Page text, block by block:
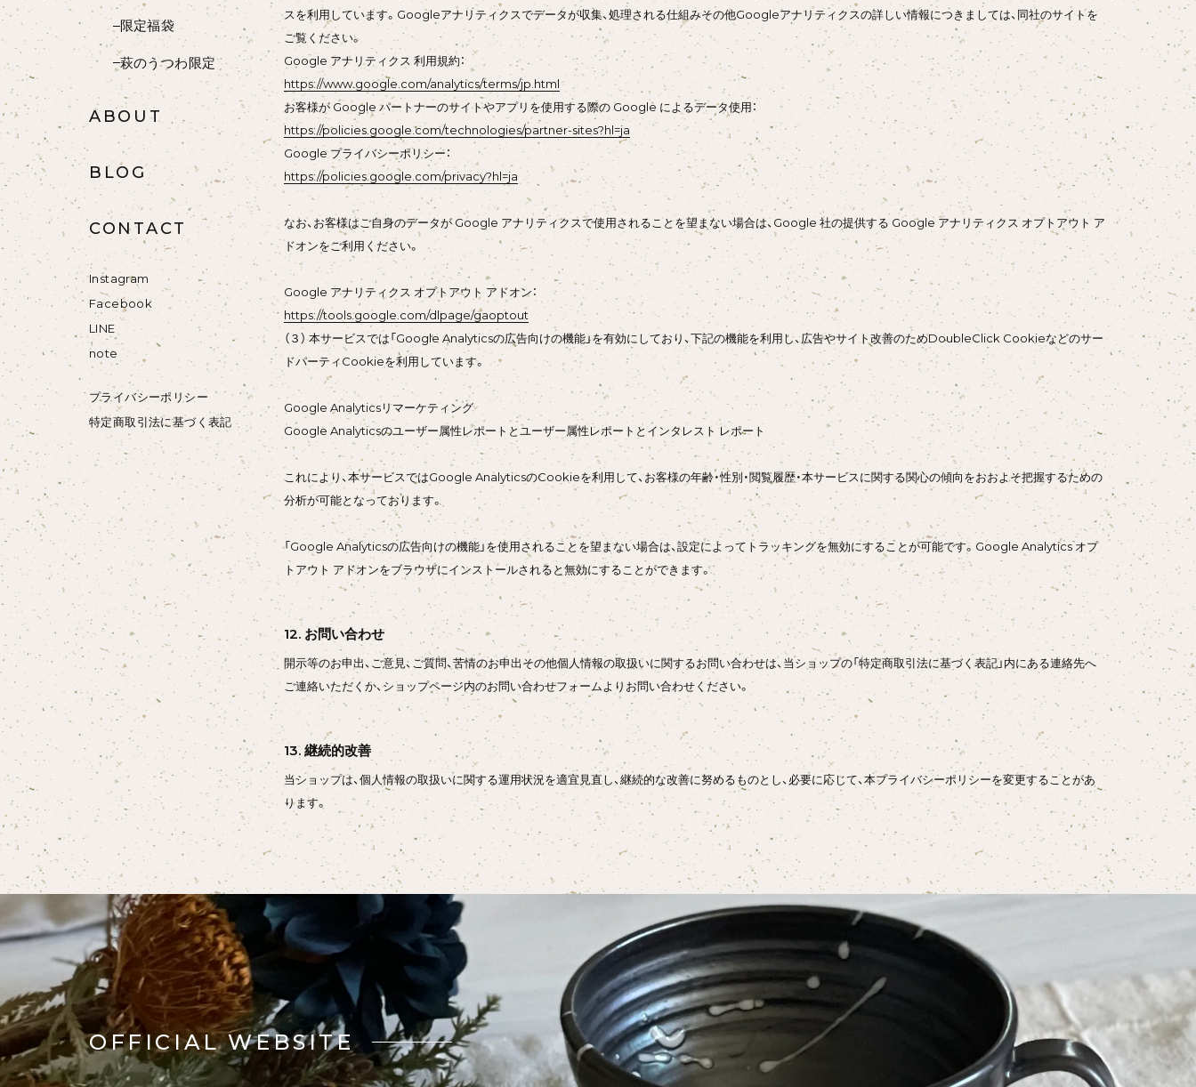
限定福袋
萩のうつわ限定
ABOUT
BLOG
CONTACT
Instagram
Facebook
LINE
note
プライバシーポリシー
特定商取引法に基づく表記
スを利用しています。Googleアナリティクスでデータが収集、処理される仕組みその他Googleアナリティクスの詳しい情報につきましては、同社のサイトを
ご覧ください。
Google アナリティクス 利用規約：
https://www.google.com/analytics/terms/jp.html
お客様が Google パートナーのサイトやアプリを使用する際の Google によるデータ使用：
https://policies.google.com/technologies/partner-sites?hl=ja
Google プライバシーポリシー：
https://policies.google.com/privacy?hl=ja
なお、お客様はご自身のデータが Google アナリティクスで使用されることを望まない場合は、Google 社の提供する Google アナリティクス オプトアウト ア
ドオンをご利用ください。
Google アナリティクス オプトアウト アドオン：
https://tools.google.com/dlpage/gaoptout
（３） 本サービスでは「Google Analyticsの広告向けの機能」を有効にしており、下記の機能を利用し、広告やサイト改善のためDoubleClick Cookieなどのサー
ドパーティCookieを利用しています。
Google Analyticsリマーケティング
Google Analyticsのユーザー属性レポートとユーザー属性レポートとインタレスト レポート
これにより、本サービスではGoogle AnalyticsのCookieを利用して、お客様の年齢・性別・閲覧履歴・本サービスに関する関心の傾向をおおよそ把握するための
分析が可能となっております。
「Google Analyticsの広告向けの機能」を使用されることを望まない場合は、設定によってトラッキングを無効にすることが可能です。Google Analytics オプ
トアウト アドオンをブラウザにインストールされると無効にすることができます。
12. お問い合わせ
開示等のお申出、ご意見、ご質問、苦情のお申出その他個人情報の取扱いに関するお問い合わせは、当ショップの「特定商取引法に基づく表記」内にある連絡先へ
ご連絡いただくか、ショップページ内のお問い合わせフォームよりお問い合わせください。
13. 継続的改善
当ショップは、個人情報の取扱いに関する運用状況を適宜見直し、継続的な改善に努めるものとし、必要に応じて、本プライバシーポリシーを変更することがあ
ります。
OFFICIAL WEBSITE